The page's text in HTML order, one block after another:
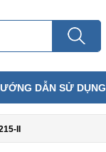
DẪN SỬ DỤNG
II